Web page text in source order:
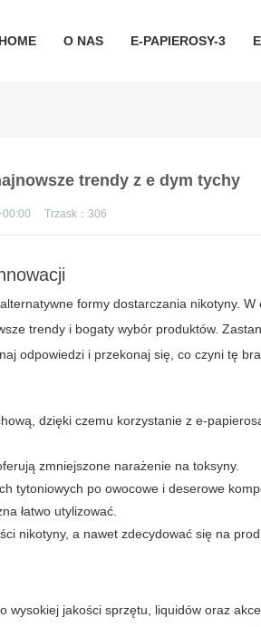
HOME O NAS E-PAPIEROSY-3
trendy z e dym tychy
Trzask： 306
formy dostarczania nikotyny. W
trendy i bogaty wybór produktów.
odpowiedzi i przekonaj się, co czyni tę
dzięki czemu korzystanie z e-
zmniejszone narażenie na toksyny.
tytoniowych po owocowe i deserowe
łatwo utylizować.
nikotyny, a nawet zdecydować się na
wysokiej jakości sprzętu, liquidów oraz